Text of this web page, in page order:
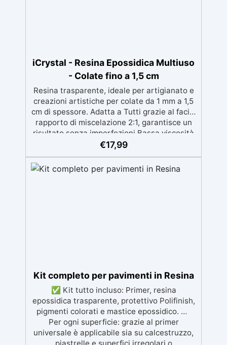
iCrystal - Resina Epossidica Multiuso
- Colate fino a 1,5 cm
Resina trasparente, ideale per artigianato e
creazioni artistiche per colate da 1 mm a 1,5
cm di spessore. Adatta a Tutti grazie al facile
rapporto di miscelazione 2:1, garantisce un
risultato senza imperfezioni Bassa viscosità
per colate senza bolle, compatibile con
materiali. Certificata post-catalisi atossica e
sicura per il contatto con la pelle, Bpa Free e
€17,99
Kit completo per pavimenti in Resina
✅ Kit tutto incluso: Primer, resina
epossidica trasparente, protettivo Polifinish,
pigmenti colorati e mastice epossidico. ✅
Per ogni superficie: grazie al primer
universale è applicabile sia su calcestruzzo,
piastrelle e superfici irregolari o